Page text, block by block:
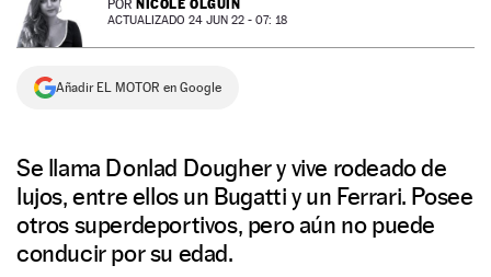
NEWSLETTER
SÍGUENOS
POR NICOLE OLGUÍN
ACTUALIZADO 24 JUN 22 - 07: 18
Añadir EL MOTOR en Google
Se llama Donlad Dougher y vive rodeado de
lujos, entre ellos un Bugatti y un Ferrari. Posee
otros superdeportivos, pero aún no puede
conducir por su edad.